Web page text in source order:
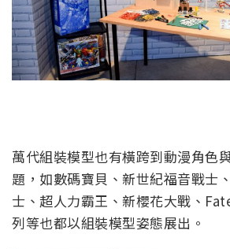
萬代組裝模型也有橫跨到動漫角色
題，如數碼寶貝、新世紀福音戰士
士、超人力霸王、新櫻花大戰、
列等也都以組裝模型姿態展出。